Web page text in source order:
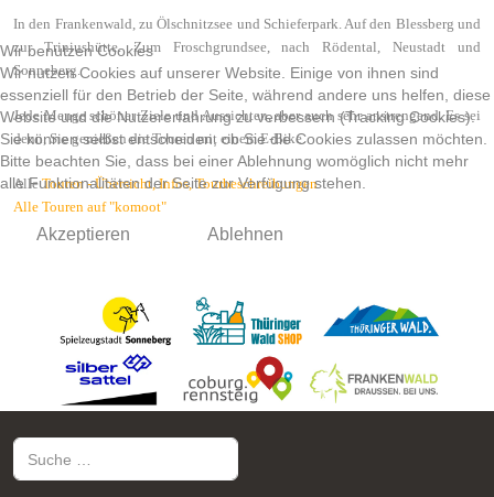
In den Frankenwald, zu Ölschnitzsee und Schieferpark. Auf den Blessberg und
zur Triniushütte. Zum Froschgrundsee, nach Rödental, Neustadt und
Sonneberg.
Jede Menge schöner Ziele und Aussichten, aber auch sehr anstrengend. Es sei
denn, Sie genießen die Touren mit einem E-Bike.
Alle Touren - Übersicht, Infos, Tourbeschreibungen
Alle Touren auf "komoot"
Suchen
Wir benutzen Cookies
Wir nutzen Cookies auf unserer Website. Einige von ihnen sind
essenziell für den Betrieb der Seite, während andere uns helfen, diese
Website und die Nutzererfahrung zu verbessern (Tracking Cookies).
Sie können selbst entscheiden, ob Sie die Cookies zulassen möchten.
Bitte beachten Sie, dass bei einer Ablehnung womöglich nicht mehr
alle Funktionalitäten der Seite zur Verfügung stehen.
Akzeptieren Ablehnen